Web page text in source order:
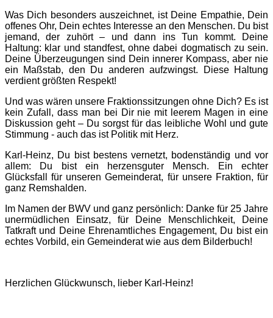
Was Dich besonders auszeichnet, ist Deine Empathie, Dein
offenes Ohr, Dein echtes Interesse an den Menschen. Du bist
jemand, der zuhört – und dann ins Tun kommt. Deine
Haltung: klar und standfest, ohne dabei dogmatisch zu sein.
Deine Überzeugungen sind Dein innerer Kompass, aber nie
ein Maßstab, den Du anderen aufzwingst. Diese Haltung
verdient größten Respekt!
Und was wären unsere Fraktionssitzungen ohne Dich? Es ist
kein Zufall, dass man bei Dir nie mit leerem Magen in eine
Diskussion geht – Du sorgst für das leibliche Wohl und gute
Stimmung - auch das ist Politik mit Herz.
Karl-Heinz, Du bist bestens vernetzt, bodenständig und vor
allem: Du bist ein herzensguter Mensch. Ein echter
Glücksfall für unseren Gemeinderat, für unsere Fraktion, für
ganz Remshalden.
Im Namen der BWV und ganz persönlich: Danke für 25 Jahre
unermüdlichen Einsatz, für Deine Menschlichkeit, Deine
Tatkraft und Deine Ehrenamtliches Engagement, Du bist ein
echtes Vorbild, ein Gemeinderat wie aus dem Bilderbuch!
Herzlichen Glückwunsch, lieber Karl-Heinz!